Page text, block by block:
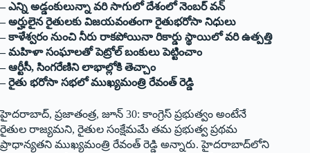
– ఎన్ని అడ్డంకులున్నా వ‌రి సాగులో దేశంలో నెంబ‌ర్ వ‌న్‌
– అర్హులైన రైతుల‌కు విజ‌య‌వంతంగా రైతుభ‌రోసా నిధులు
– కాళేశ్వ‌రం నుంచి నీరు రాక‌పోయినా రికార్డు స్థాయిలో వ‌రి ఉత్ప‌త్తి
– మ‌హిళా సంఘాల‌తో పెట్రోల్ బంకులు పెట్టించాం
– ఆర్టీసీ, సింగ‌రేణిని లాభాల్లోకి తెచ్చాం
– రైతు భ‌రోసా స‌భ‌లో ముఖ్య‌మంత్రి రేవంత్ రెడ్డి
హైద‌రాబాద్‌, ప్ర‌జాతంత్ర‌, జూన్ 30: కాంగ్రెస్ ప్రభుత్వం అంటేనే
రైతుల రాజ్యమని, రైతుల సంక్షేమమే తమ ప్రభుత్వ ప్రథమ
ప్రాధాన్యతని ముఖ్యమంత్రి రేవంత్ రెడ్డి అన్నారు. హైదరాబాద్‌లోని